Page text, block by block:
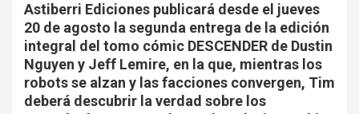
Astiberri Ediciones publicará desde el jueves
20 de agosto la segunda entrega de la edición
integral del tomo cómic DESCENDER de Dustin
Nguyen y Jeff Lemire, en la que, mientras los
robots se alzan y las facciones convergen, Tim
deberá descubrir la verdad sobre los